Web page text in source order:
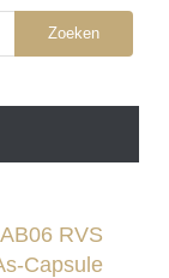
Zoeken
RVS
Capsule